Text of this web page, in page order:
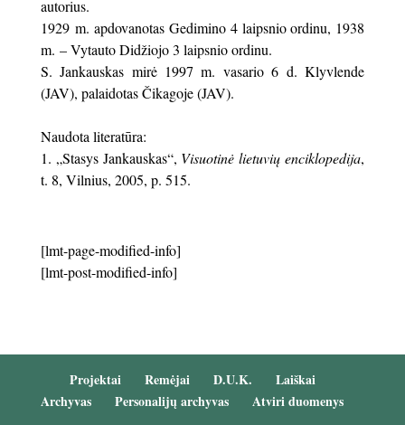
autorius.
1929 m. apdovanotas Gedimino 4 laipsnio ordinu, 1938
m. – Vytauto Didžiojo 3 laipsnio ordinu.
S. Jankauskas mirė 1997 m. vasario 6 d. Klyvlende
(JAV), palaidotas Čikagoje (JAV).
Naudota literatūra:
„Stasys Jankauskas“, Visuotinė lietuvių enciklopedija,
t. 8, Vilnius, 2005, p. 515.
[lmt-page-modified-info]
[lmt-post-modified-info]
Projektai Remėjai D.U.K.
Laiškai
Archyvas
Personalijų archyvas Atviri duomenys